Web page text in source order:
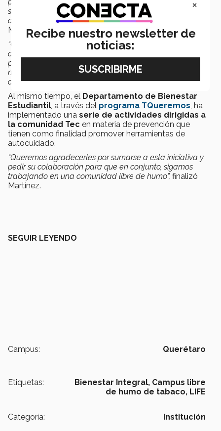
suspensión de servicios, condicionamiento, pérdida de
derechos, suspensión temporal y baja definitiva”
Martínez.
“Cuando se presume que algún estudiante ha tenido
alguna falta al RGE, se genera un espacio de escucha
para conocer la situación y de esta manera, emitir las
medidas y consecuencias disciplinarias que se
determinen”,agregó.
Al mismo tiempo, el Departamento de Bienestar
Estudiantil, a través del programa TQueremos, ha
implementado una serie de actividades dirigidas a
la comunidad Tec en materia de prevención que
tienen como finalidad promover herramientas de
autocuidado.
“Queremos agradecerles por sumarse a esta iniciativa y
pedir su colaboración para que en conjunto, sigamos
trabajando en una comunidad libre de humo”, finalizó
Martínez.
SEGUIR LEYENDO
Campus: Querétaro
Etiquetas: Bienestar Integral, Campus libre
de humo de tabaco, LIFE
Categoría: Institución
×
Recibe nuestro newsletter de
noticias: